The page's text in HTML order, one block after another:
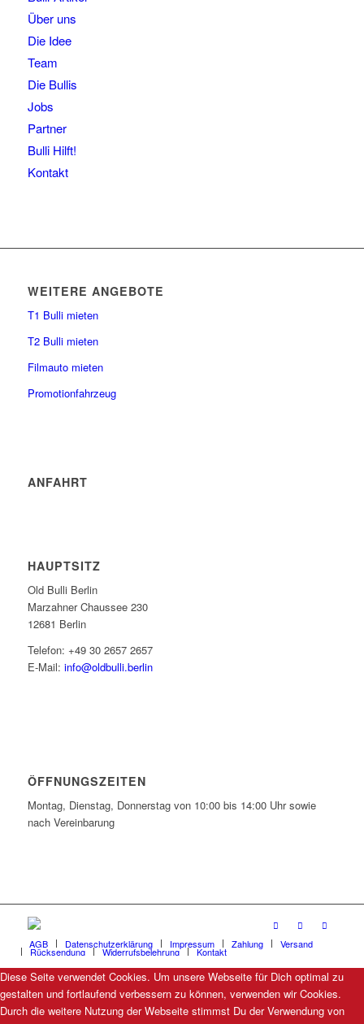
Über uns
Die Idee
Team
Die Bullis
Jobs
Partner
Bulli Hilft!
Kontakt
WEITERE ANGEBOTE
T1 Bulli mieten
T2 Bulli mieten
Filmauto mieten
Promotionfahrzeug
ANFAHRT
HAUPTSITZ
Old Bulli Berlin
Marzahner Chaussee 230
12681 Berlin
Telefon: +49 30 2657 2657
E-Mail: info@oldbulli.berlin
ÖFFNUNGSZEITEN
Montag, Dienstag, Donnerstag von 10:00 bis 14:00 Uhr sowie
nach Vereinbarung
AGB Datenschutzerklärung Impressum Zahlung Versand
Rücksendung Widerrufsbelehrung Kontakt
Diese Seite verwendet Cookies. Um unsere Webseite für Dich optimal zu
gestalten und fortlaufend verbessern zu können, verwenden wir Cookies.
Durch die weitere Nutzung der Webseite stimmst Du der Verwendung von